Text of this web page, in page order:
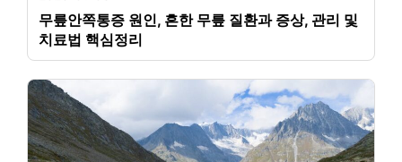
무릎안쪽통증 원인, 흔한 무릎 질환과 증상, 관리 및
치료법 핵심정리